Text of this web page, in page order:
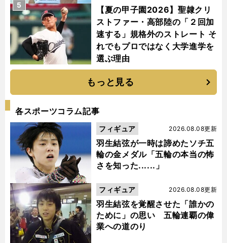
【夏の甲子園2026】聖隷クリ
ストファー・高部陸の「２回加
速する」規格外のストレート そ
れでもプロではなく大学進学を
選ぶ理由
5
もっと見る
各スポーツコラム記事
羽生結弦が一時は諦めたソチ五
輪の金メダル「五輪の本当の怖
さを知った......」
2026.08.08更新
フィギュア
羽生結弦を覚醒させた「誰かの
ために」の思い 五輪連覇の偉
業への道のり
2026.08.08更新
フィギュア